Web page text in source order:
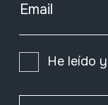
Email
He leído